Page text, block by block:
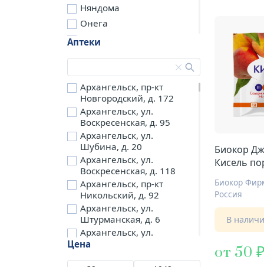
Няндома
Онега
Северодвинск
д. Бережная
д. Петариха
д. Согра
п. Березник
п. Боброво
п. Вычегодский
п. Двинской,
Верхнетоемский р-н
п. Двинской,
Холмогорский р-н
п. Емца
п. Катунино
Аптеки
Архангельск, пр-кт
Новгородский, д. 172
Архангельск, ул.
Воскресенская, д. 95
Архангельск, ул.
Шубина, д. 20
Архангельск, ул.
Воскресенская, д. 118
Архангельск, пр-кт
Никольский, д. 92
Архангельск, ул.
Штурманская, д. 6
Архангельск, ул.
Целлюлозная, д. 20
Цена
Биокор
Кисель
Биокор
Россия
В
от 50